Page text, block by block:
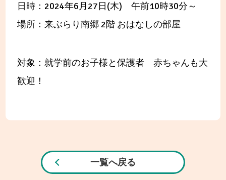
日時：2024年6月27日(木) 午前10時30分～
場所：来ぶらり南郷 2階 おはなしの部屋
対象：就学前のお子様と保護者 赤ちゃんも大
歓迎！
一覧へ戻る